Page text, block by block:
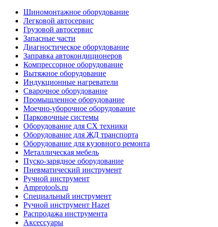
Шиномонтажное оборудование
Легковой автосервис
Грузовой автосервис
Запасные части
Диагностическое оборудование
Заправка автокондиционеров
Компрессорное оборудование
Вытяжное оборудование
Индукционные нагреватели
Сварочное оборудование
Промышленное оборудование
Моечно-уборочное оборудование
Парковочные системы
Оборудование для СХ техники
Оборудование для ЖД транспорта
Оборудование для кузовного ремонта
Металлическая мебель
Пуско-зарядное оборудование
Пневматический инструмент
Ручной инструмент
Amprotools.ru
Специальный инструмент
Ручной инструмент Hazet
Распродажа инструмента
Аксессуары